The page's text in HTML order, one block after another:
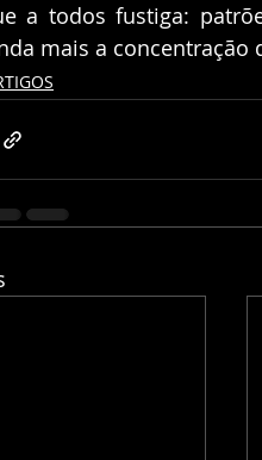
a todos fustiga:
mais a concentração